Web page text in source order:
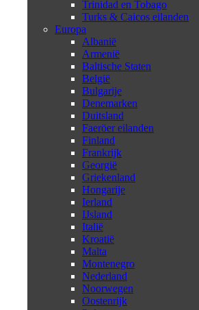
Trinidad en Tobago
Turks & Caicos eilanden
Europa
Albanië
Armenië
Baltische Staten
België
Bulgarije
Denemarken
Duitsland
Faeröer eilanden
Finland
Frankrijk
Georgië
Griekenland
Hongarije
Ierland
IJsland
Italië
Kroatië
Malta
Montenegro
Nederland
Noorwegen
Oostenrijk